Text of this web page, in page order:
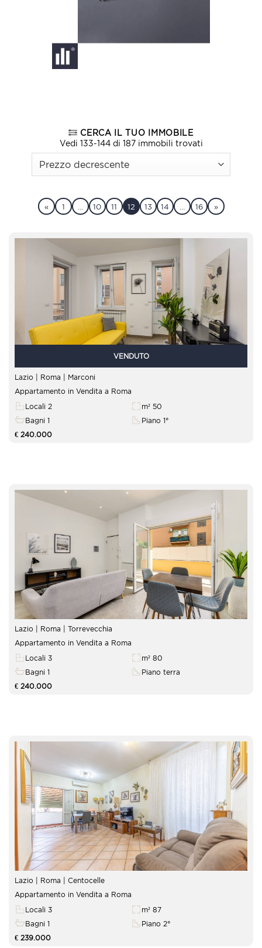
CERCA IL TUO IMMOBILE
Vedi 133-144 di 187 immobili trovati
« 1 10 11 12 13 14 16 »
VENDUTO
Marconi
Appartamento in Vendita a Roma
Locali 2
m² 50
Bagni 1
Piano 1°
€ 240.000
Torrevecchia
Appartamento in Vendita a Roma
Locali 3
m² 80
Bagni 1
Piano terra
€ 240.000
Centocelle
Appartamento in Vendita a Roma
Locali 3
m² 87
Bagni 1
Piano 2°
€ 239.000